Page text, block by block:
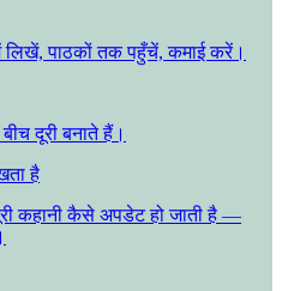
पाठकों तक पहुँचें, कमाई करें।
दूरी बनाते हैं।
है
कहानी कैसे अपडेट हो जाती है —